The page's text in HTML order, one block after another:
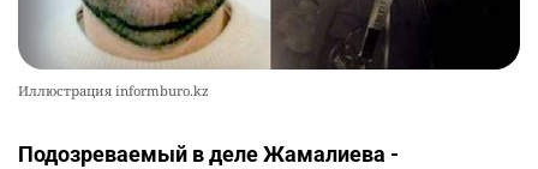
Иллюстрация informburo.kz
Подозреваемый в деле Жамалиева -